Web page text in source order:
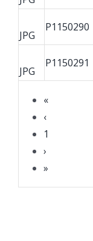
«
‹
1
›
»
JPG
P1150290
JPG
P1150291